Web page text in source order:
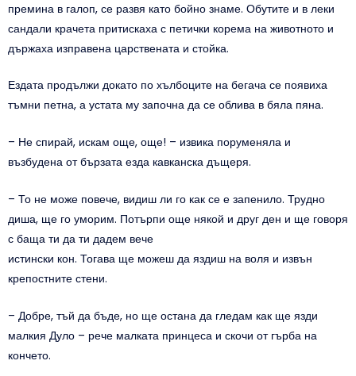
премина в галоп, се развя като бойно знаме. Обутите и в леки
сандали крачета притискаха с петички корема на животното и
държаха изправена царствената и стойка.
Ездата продължи докато по хълбоците на бегача се появиха
тъмни петна, а устата му започна да се облива в бяла пяна.
– Не спирай, искам още, още! – извика поруменяла и
възбудена от бързата езда кавканска дъщеря.
– То не може повече, видиш ли го как се е запенило. Трудно
диша, ще го уморим. Потърпи още някой и друг ден и ще говоря
с баща ти да ти дадем вече
истински кон. Тогава ще можеш да яздиш на воля и извън
крепостните стени.
– Добре, тъй да бъде, но ще остана да гледам как ще язди
малкия Дуло – рече малката принцеса и скочи от гърба на
кончето.